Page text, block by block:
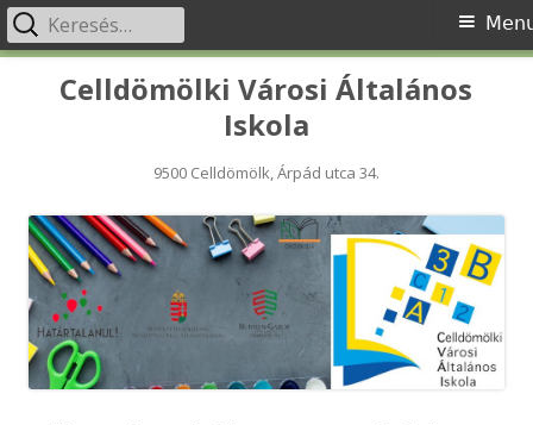
Celldömölki Városi Általános
Iskola
9500 Celldömölk, Árpád utca 34.
Primary
Menu
Keresés: